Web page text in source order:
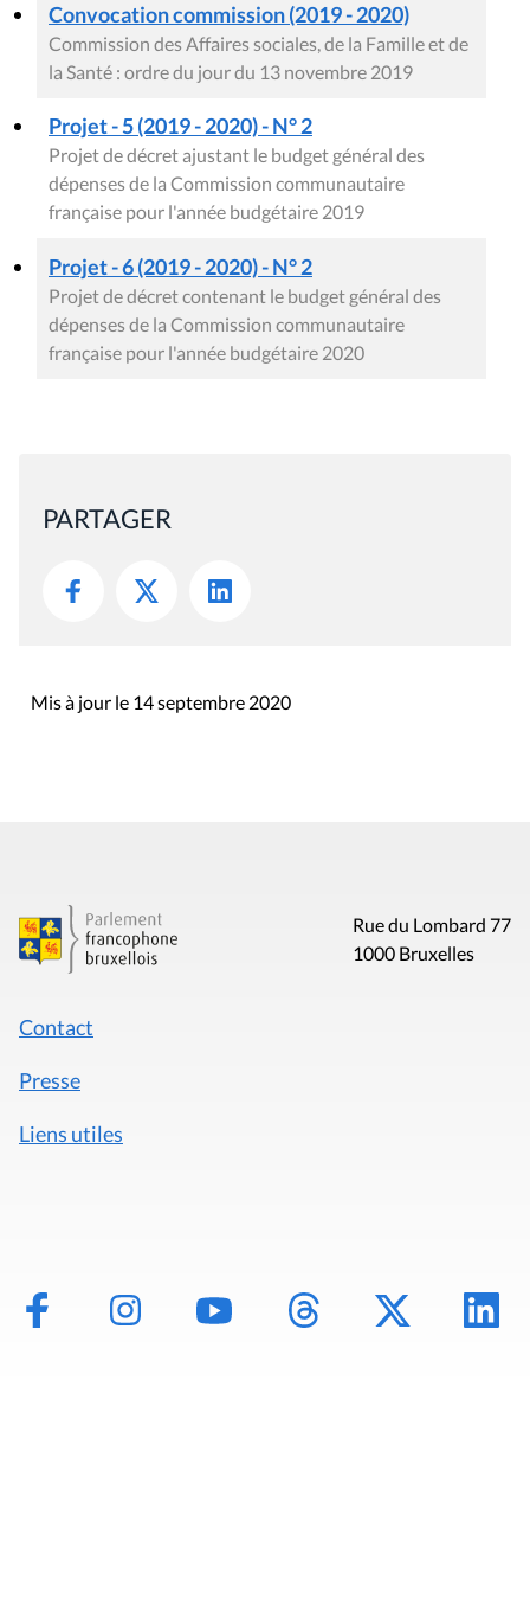
Convocation commission (2019 - 2020)
Commission des Affaires sociales, de la Famille et de
la Santé : ordre du jour du 13 novembre 2019
Projet - 5 (2019 - 2020) - N° 2
Projet de décret ajustant le budget général des
dépenses de la Commission communautaire
française pour l'année budgétaire 2019
Projet - 6 (2019 - 2020) - N° 2
Projet de décret contenant le budget général des
dépenses de la Commission communautaire
française pour l'année budgétaire 2020
PARTAGER
Mis à jour le 14 septembre 2020
Rue du Lombard 77
1000 Bruxelles
Contact
Presse
Liens utiles